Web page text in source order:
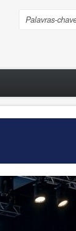
Pesquisar